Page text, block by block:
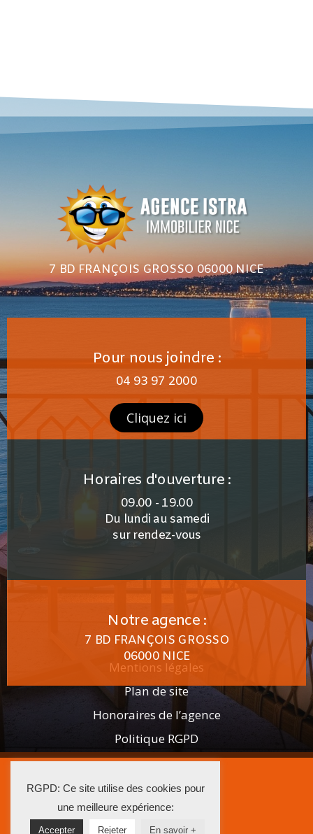
7 BD FRANÇOIS GROSSO 06000 NICE
Pour nous joindre :
04 93 97 2000
Cliquez ici
Horaires d'ouverture :
09.00 - 19.00
Du lundi au samedi
sur rendez-vous
Notre agence :
7 BD FRANÇOIS GROSSO
06000 NICE
Mentions légales
Plan de site
Honoraires de l’agence
Politique RGPD
La Solution Immo
RGPD: Ce site utilise des cookies pour
une meilleure expérience:
Accepter Rejeter En savoir +